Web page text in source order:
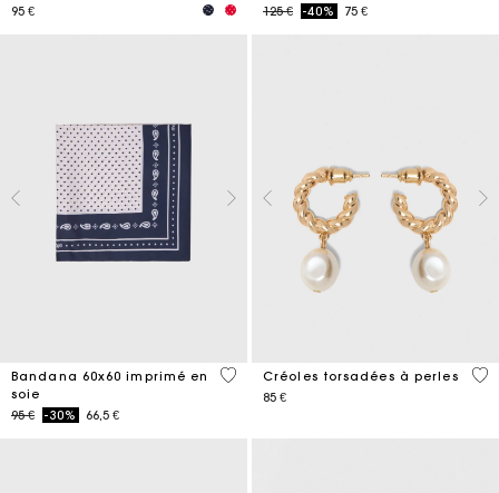
95 €
Price reduced from
125 €to-40% 75 €
Bandana 60x60 imprimé en
soie
Price reduced from
95 €to-30% 66,5 €
3,5 out of 5 Customer Rating
Créoles torsadées à perles
85 €
5